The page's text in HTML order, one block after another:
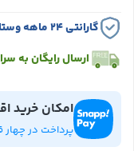
گارانتی ۲۴ ماهه وستا سرویس
ارسال رایگان به
امکان خرید
پرداخت در